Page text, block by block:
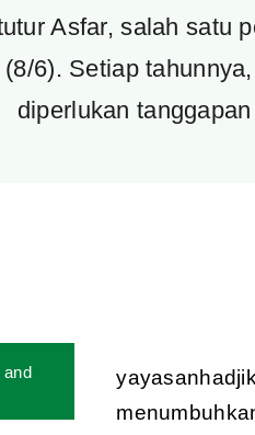
Asfar, salah satu
(8/6). Setiap
diperlukan
and